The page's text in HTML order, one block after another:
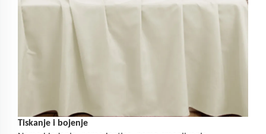
Tiskanje i bojenje